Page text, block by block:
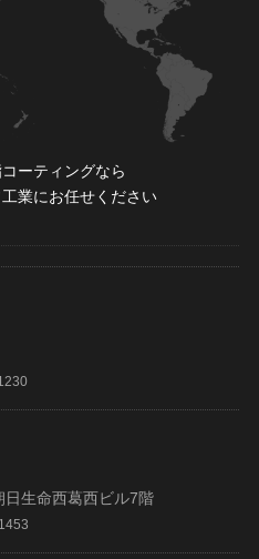
ーティングなら
業にお任せください
生命西葛西ビル7階